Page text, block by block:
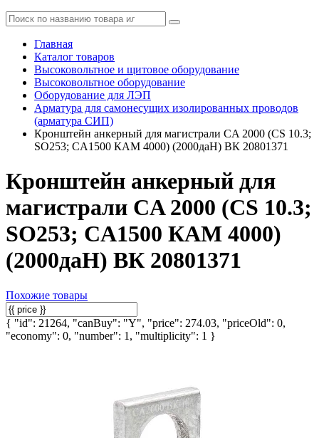
Главная
Каталог товаров
Высоковольтное и щитовое оборудование
Высоковольтное оборудование
Оборудование для ЛЭП
Арматура для самонесущих изолированных проводов
(арматура СИП)
Кронштейн анкерный для магистрали CA 2000 (CS 10.3;
SO253; CA1500 КАМ 4000) (2000даН) ВК 20801371
Кронштейн анкерный для
магистрали CA 2000 (CS 10.3;
SO253; CA1500 КАМ 4000)
(2000даН) ВК 20801371
Похожие товары
{ "id": 21264, "canBuy": "Y", "price": 274.03, "priceOld": 0,
"economy": 0, "number": 1, "multiplicity": 1 }